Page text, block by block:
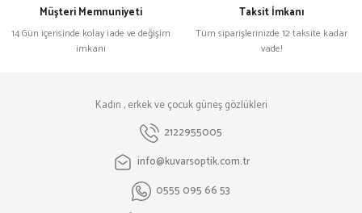
Müşteri Memnuniyeti
14 Gün içerisinde kolay iade ve değişim
imkanı
Taksit İmkanı
Tüm siparişlerinizde 12 taksite kadar
vade!
Kadın , erkek ve çocuk güneş gözlükleri
2122955005
info@kuvarsoptik.com.tr
0555 095 66 53